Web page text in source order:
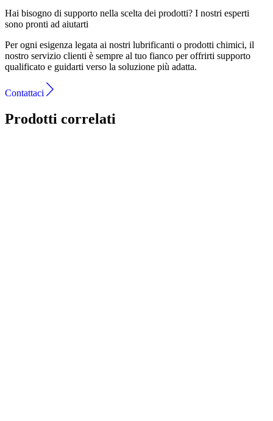
Hai bisogno di supporto nella scelta dei prodotti? I nostri esperti
sono pronti ad aiutarti
Per ogni esigenza legata ai nostri lubrificanti o prodotti chimici, il
nostro servizio clienti è sempre al tuo fianco per offrirti supporto
qualificato e guidarti verso la soluzione più adatta.
Contattaci
Prodotti correlati